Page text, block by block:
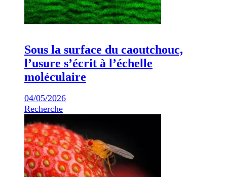
Sous la surface du caoutchouc,
l’usure s’écrit à l’échelle
moléculaire
04/05/2026
Recherche